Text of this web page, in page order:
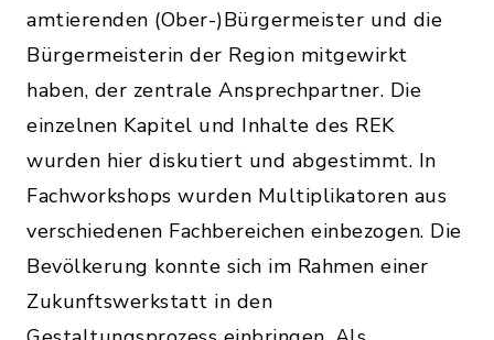
amtierenden (Ober-)Bürgermeister und die
Bürgermeisterin der Region mitgewirkt
haben, der zentrale Ansprechpartner. Die
einzelnen Kapitel und Inhalte des REK
wurden hier diskutiert und abgestimmt. In
Fachworkshops wurden Multiplikatoren aus
verschiedenen Fachbereichen einbezogen. Die
Bevölkerung konnte sich im Rahmen einer
Zukunftswerkstatt in den